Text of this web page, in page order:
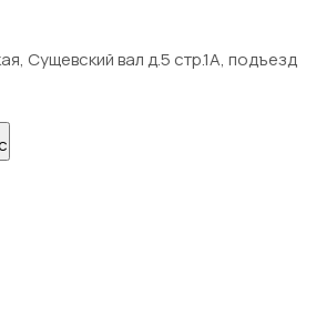
Сущевский вал д.5 стр.1А, подъезд